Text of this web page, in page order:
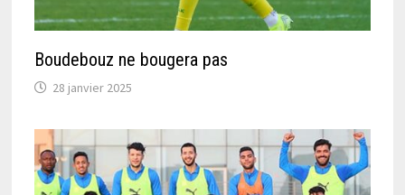
Boudebouz ne bougera pas
28 janvier 2025